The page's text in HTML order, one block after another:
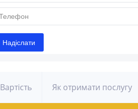
Вартість Як отримати послугу